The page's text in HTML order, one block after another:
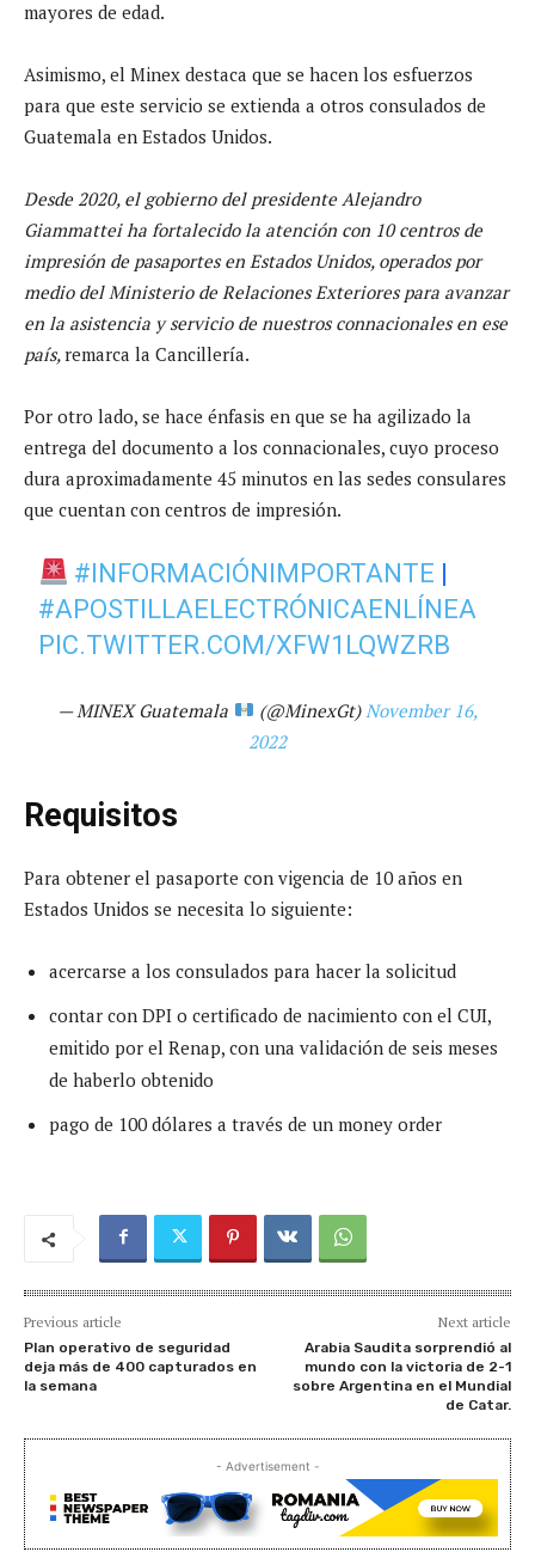
mayores de edad.
Asimismo, el Minex destaca que se hacen los esfuerzos
para que este servicio se extienda a otros consulados de
Guatemala en Estados Unidos.
Desde 2020, el gobierno del presidente Alejandro
Giammattei ha fortalecido la atención con 10 centros de
impresión de pasaportes en Estados Unidos, operados por
medio del Ministerio de Relaciones Exteriores para avanzar
en la asistencia y servicio de nuestros connacionales en ese
país,remarca la Cancillería.
Por otro lado, se hace énfasis en que se ha agilizado la
entrega del documento a los connacionales, cuyo proceso
dura aproximadamente 45 minutos en las sedes consulares
que cuentan con centros de impresión.
#INFORMACIÓNIMPORTANTE |
#APOSTILLAELECTRÓNICAENLÍNEA
PIC.TWITTER.COM/XFW1LQWZRB
— MINEX Guatemala (@MinexGt) November 16,
2022
Requisitos
Para obtener el pasaporte con vigencia de 10 años en
Estados Unidos se necesita lo siguiente:
acercarse a los consulados para hacer la solicitud
contar con DPI o certificado de nacimiento con el CUI,
emitido por el Renap, con una validación de seis meses
de haberlo obtenido
pago de 100 dólares a través de un money order
Previous article
Plan operativo de seguridad
deja más de 400 capturados en
la semana
Next article
Arabia Saudita sorprendió al
mundo con la victoria de 2-1
sobre Argentina en el Mundial
de Catar.
- Advertisement -